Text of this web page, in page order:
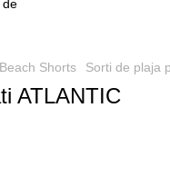
Beach Shorts Sorti de plaja
ATLANTIC